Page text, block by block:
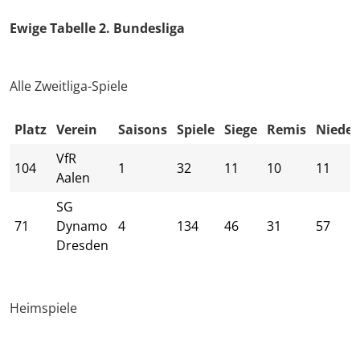
Ewige Tabelle 2. Bundesliga
Alle Zweitliga-Spiele
Platz Verein Saisons Spiele Siege Remis
104
VfR
Aalen
1 32 11 10 11
71
SG
Dynamo
Dresden
4 134 46 31 57
Heimspiele